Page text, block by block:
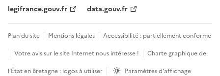
legifrance.gouv.fr
data.gouv.fr
Plan du site Mentions légales
Accessibilité : partiellement conforme
Votre avis sur le site Internet nous intéresse !
Charte graphique de
l’État en Bretagne : logos à utiliser
Paramètres d'affichage